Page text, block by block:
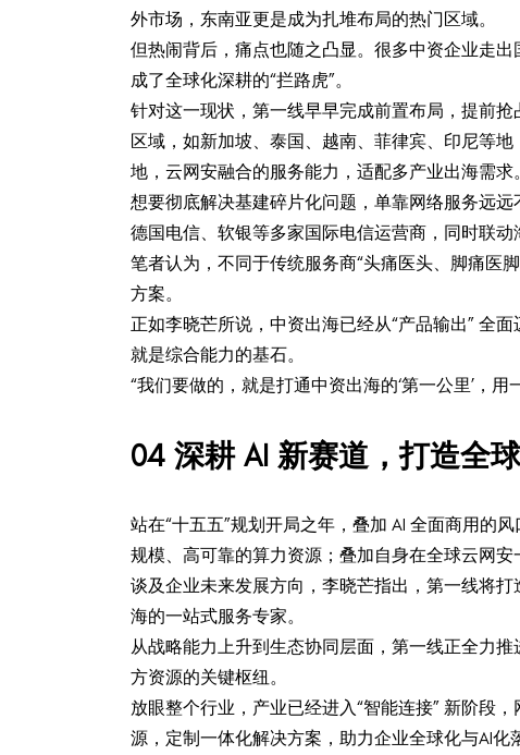
外市场，东南亚更是成为扎堆布局的热门区域。
但热闹背后，痛点也随之凸显。很多中资企业走
成了全球化深耕的“拦路虎”。
针对这一现状，第一线早早完成前置布局，提前
区域，如新加坡、泰国、越南、菲律宾、印尼等
地，云网安融合的服务能力，适配多产业出海需求
想要彻底解决基建碎片化问题，单靠网络服务远
德国电信、软银等多家国际电信运营商，同时联动
笔者认为，不同于传统服务商“头痛医头、脚痛医
方案。
正如李晓芒所说，中资出海已经从“产品输出” 全
就是综合能力的基石。
“我们要做的，就是打通中资出海的‘第一公里’，
04 深耕 AI 新赛道，打造全
站在“十五五”规划开局之年，叠加 AI 全面商用的
规模、高可靠的算力资源；叠加自身在全球云网
谈及企业未来发展方向，李晓芒指出，第一线将
海的一站式服务专家。
从战略能力上升到生态协同层面，第一线正全力
方资源的关键枢纽。
放眼整个行业，产业已经进入“智能连接” 新阶段
源，定制一体化解决方案，助力企业全球化与AI化